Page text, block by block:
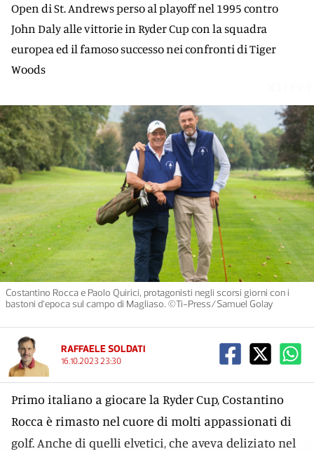
Open di St. Andrews perso al playoff nel 1995 contro
John Daly alle vittorie in Ryder Cup con la squadra
europea ed il famoso successo nei confronti di Tiger
Woods
Costantino Rocca e Paolo Quirici, protagonisti negli scorsi giorni con i
bastoni d’epoca sul campo di Magliaso. ©Ti-Press/Samuel Golay
RAFFAELE SOLDATI
16.10.2023 23:30
Primo italiano a giocare la Ryder Cup, Costantino
Rocca è rimasto nel cuore di molti appassionati di
golf. Anche di quelli elvetici, che aveva deliziato nel